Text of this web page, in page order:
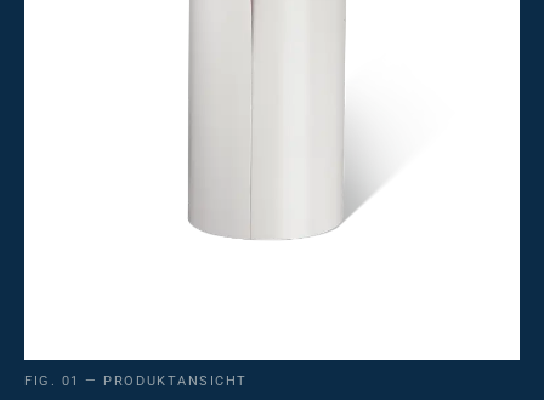
FIG. 01 — PRODUKTANSICHT